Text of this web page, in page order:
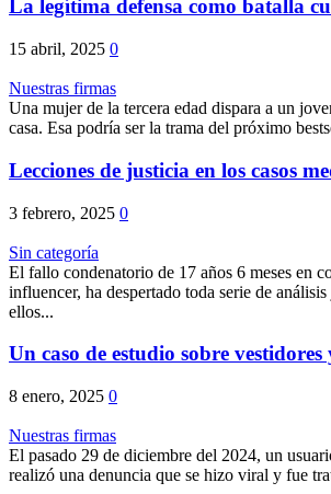
La legítima defensa como batalla
15 abril, 2025 0
Nuestras firmas
Una mujer de la tercera edad dispara a un
casa. Esa podría ser la trama del próximo
Lecciones de justicia en los casos
3 febrero, 2025 0
Sin categoría
El fallo condenatorio de 17 años 6 meses en
influencer, ha despertado toda serie de
ellos...
Un caso de estudio sobre
8 enero, 2025 0
Nuestras firmas
El pasado 29 de diciembre del 2024, un
realizó una denuncia que se hizo viral y fue